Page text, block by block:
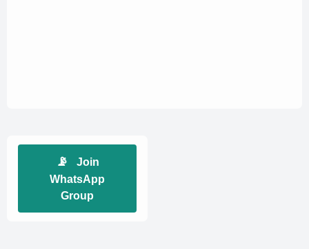
📡
Join
WhatsApp
Group